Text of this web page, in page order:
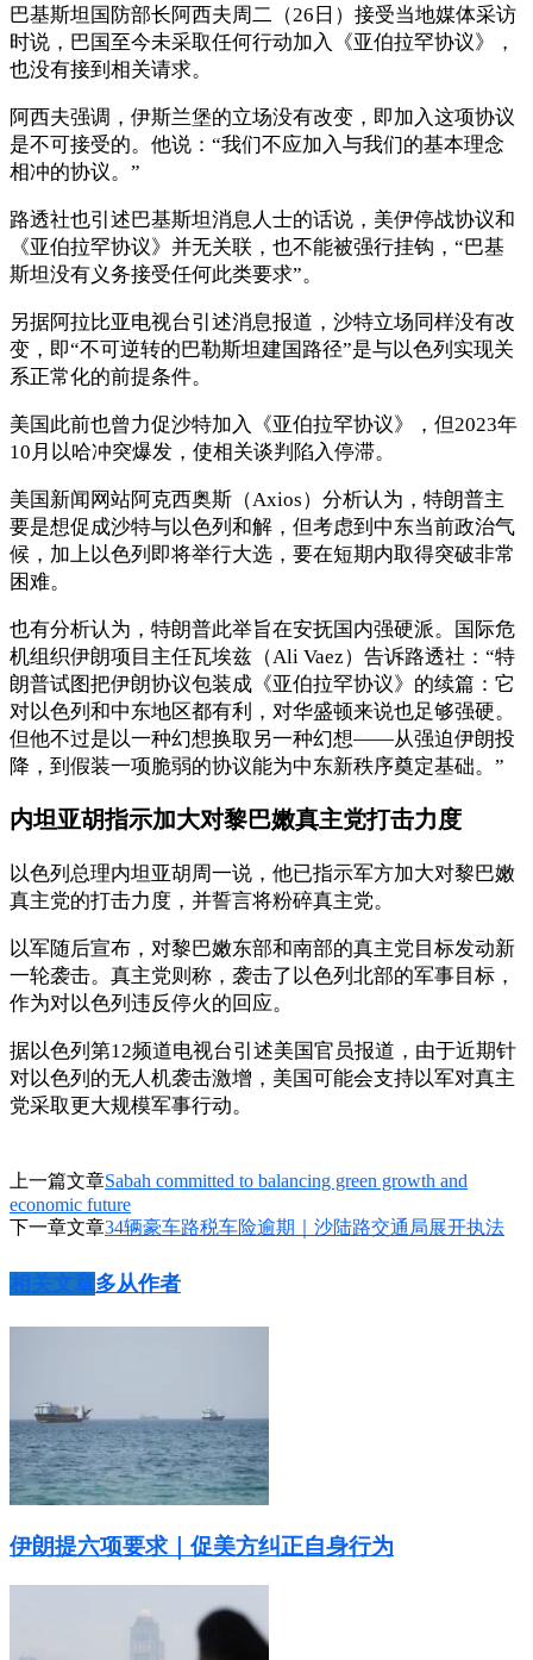
巴基斯坦国防部长阿西夫周二（26日）接受当地媒体采访
时说，巴国至今未采取任何行动加入《亚伯拉罕协议》，
也没有接到相关请求。
阿西夫强调，伊斯兰堡的立场没有改变，即加入这项协议
是不可接受的。他说：“我们不应加入与我们的基本理念
相冲的协议。”
路透社也引述巴基斯坦消息人士的话说，美伊停战协议和
《亚伯拉罕协议》并无关联，也不能被强行挂钩，“巴基
斯坦没有义务接受任何此类要求”。
另据阿拉比亚电视台引述消息报道，沙特立场同样没有改
变，即“不可逆转的巴勒斯坦建国路径”是与以色列实现关
系正常化的前提条件。
美国此前也曾力促沙特加入《亚伯拉罕协议》，但2023年
10月以哈冲突爆发，使相关谈判陷入停滞。
美国新闻网站阿克西奥斯（Axios）分析认为，特朗普主
要是想促成沙特与以色列和解，但考虑到中东当前政治气
候，加上以色列即将举行大选，要在短期内取得突破非常
困难。
也有分析认为，特朗普此举旨在安抚国内强硬派。国际危
机组织伊朗项目主任瓦埃兹（Ali Vaez）告诉路透社：“特
朗普试图把伊朗协议包装成《亚伯拉罕协议》的续篇：它
对以色列和中东地区都有利，对华盛顿来说也足够强硬。
但他不过是以一种幻想换取另一种幻想——从强迫伊朗投
降，到假装一项脆弱的协议能为中东新秩序奠定基础。”
内坦亚胡指示加大对黎巴嫩真主党打击力度
以色列总理内坦亚胡周一说，他已指示军方加大对黎巴嫩
真主党的打击力度，并誓言将粉碎真主党。
以军随后宣布，对黎巴嫩东部和南部的真主党目标发动新
一轮袭击。真主党则称，袭击了以色列北部的军事目标，
作为对以色列违反停火的回应。
据以色列第12频道电视台引述美国官员报道，由于近期针
对以色列的无人机袭击激增，美国可能会支持以军对真主
党采取更大规模军事行动。
上一篇文章Sabah committed to balancing green growth and
economic future
下一章文章34辆豪车路税车险逾期｜沙陆路交通局展开执法
相关文章多从作者
伊朗提六项要求｜促美方纠正自身行为